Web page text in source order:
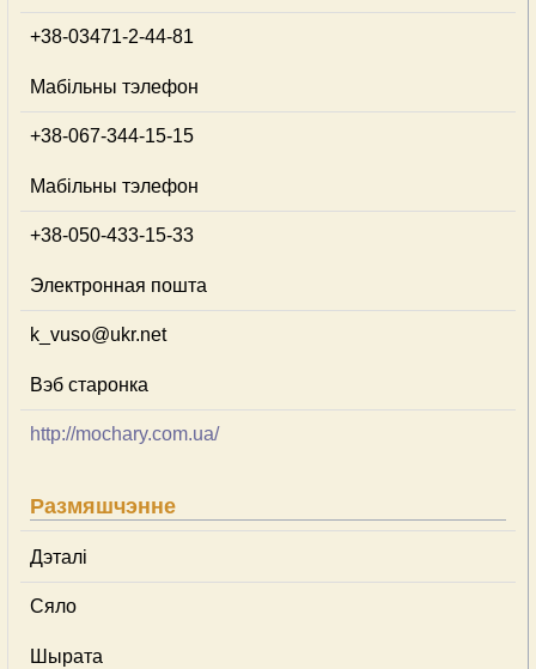
+38-03471-2-44-81
Мабільны тэлефон
+38-067-344-15-15
Мабільны тэлефон
+38-050-433-15-33
Электронная пошта
k_vuso@ukr.net
Вэб старонка
http://mochary.com.ua/
Размяшчэнне
Дэталі
Сяло
Шырата